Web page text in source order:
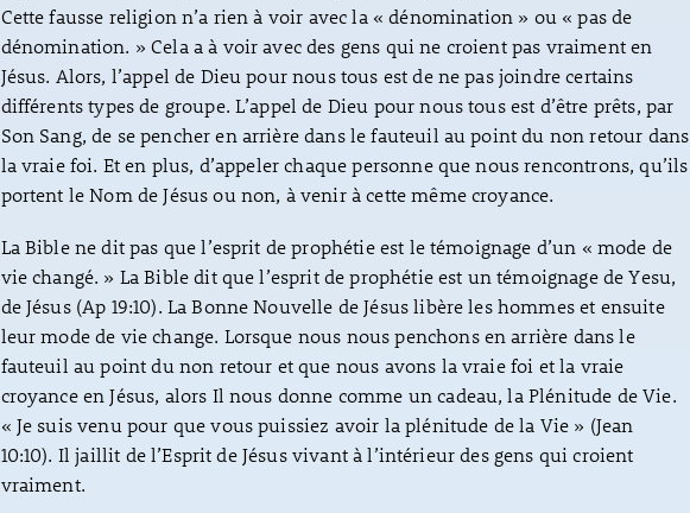
Cette fausse religion n’a rien à voir avec la « dénomination » ou « pas de
dénomination. » Cela a à voir avec des gens qui ne croient pas vraiment en
Jésus. Alors, l’appel de Dieu pour nous tous est de ne pas joindre certains
différents types de groupe. L’appel de Dieu pour nous tous est d’être prêts, par
Son Sang, de se pencher en arrière dans le fauteuil au point du non retour dans
la vraie foi. Et en plus, d’appeler chaque personne que nous rencontrons, qu’ils
portent le Nom de Jésus ou non, à venir à cette même croyance.
La Bible ne dit pas que l’esprit de prophétie est le témoignage d’un « mode de
vie changé. » La Bible dit que l’esprit de prophétie est un témoignage de Yesu,
de Jésus (Ap 19:10). La Bonne Nouvelle de Jésus libère les hommes et ensuite
leur mode de vie change. Lorsque nous nous penchons en arrière dans le
fauteuil au point du non retour et que nous avons la vraie foi et la vraie
croyance en Jésus, alors Il nous donne comme un cadeau, la Plénitude de Vie.
« Je suis venu pour que vous puissiez avoir la plénitude de la Vie » (Jean
10:10). Il jaillit de l’Esprit de Jésus vivant à l’intérieur des gens qui croient
vraiment.